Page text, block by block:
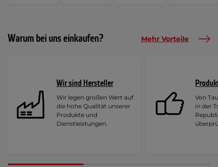
Warum bei uns einkaufen? Mehr Vorteile
Wir sind Hersteller
Wir legen großen Wert auf
die hohe Qualität unserer
Produkte und
Dienstleistungen.
Von
in der